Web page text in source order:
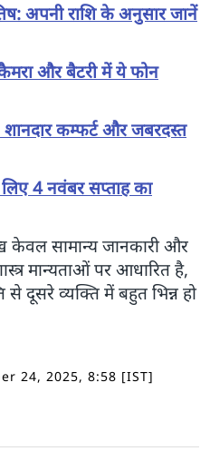
अपनी राशि के अनुसार जानें
और बैटरी में ये फोन
कम्फर्ट और जबरदस्त
4 नवंबर सप्ताह का
सामान्य जानकारी और
मान्यताओं पर आधारित है,
दूसरे व्यक्ति में बहुत भिन्न हो
24, 2025, 8:58 [IST]